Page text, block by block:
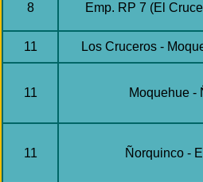
8 Emp. RP 7 (El
11 Los Cruceros -
11 Moquehue -
11 Ñorquinco -